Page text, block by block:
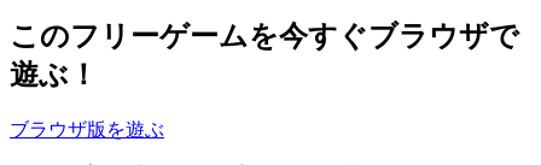
このフリーゲームを今すぐブラウザで
遊ぶ！
ブラウザ版を遊ぶ